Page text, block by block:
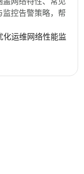
控告警策略，帮
化运维网络性能监